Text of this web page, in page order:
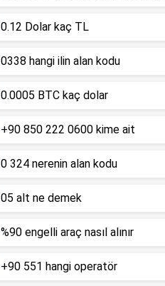
0.12 Dolar kaç TL
0338 hangi ilin alan kodu
0.0005 BTC kaç dolar
+90 850 222 0600 kime ait
0 324 nerenin alan kodu
05 alt ne demek
%90 engelli araç nasıl alınır
+90 551 hangi operatör